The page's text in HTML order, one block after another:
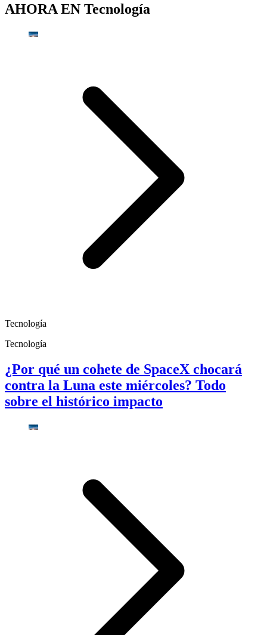
AHORA EN Tecnología
Tecnología
Tecnología
¿Por qué un cohete de SpaceX chocará
contra la Luna este miércoles? Todo
sobre el histórico impacto